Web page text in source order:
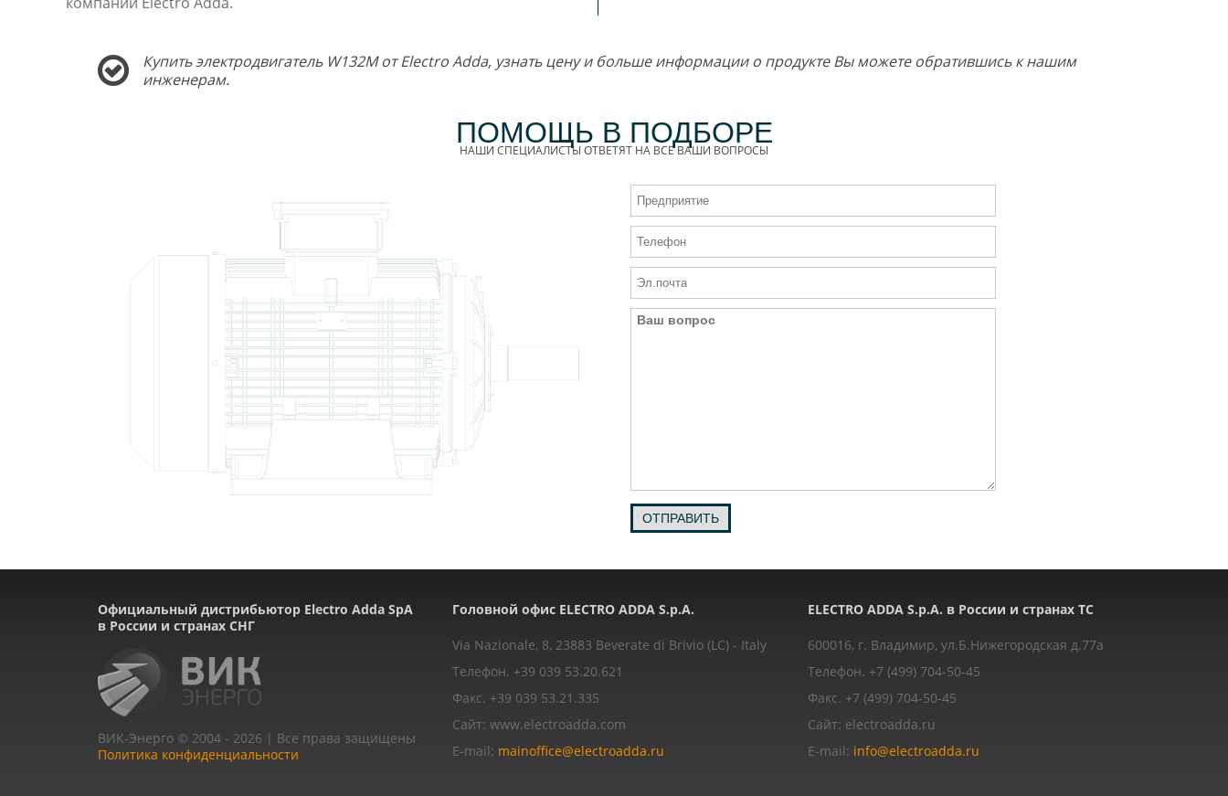
Купить электродвигатель W132M от Electro Adda, узнать цену и больше информации о продукте Вы можете обратившись к нашим
инженерам.
ПОМОЩЬ В ПОДБОРЕ
НАШИ СПЕЦИАЛИСТЫ ОТВЕТЯТ НА ВСЕ ВАШИ ВОПРОСЫ
ОТПРАВИТЬ
Официальный дистрибьютор Electro Adda SpA
в России и странах СНГ
ВИК-Энерго © 2004 - 2026 | Все права защищены
Политика конфиденциальности
Головной офис ELECTRO ADDA S.p.A.
Via Nazionale, 8, 23883 Beverate di Brivio (LC) - Italy
Телефон. +39 039 53.20.621
Факс. +39 039 53.21.335
Сайт: www.electroadda.com
E-mail: mainoffice@electroadda.ru
ELECTRO ADDA S.p.A. в России и странах ТС
600016, г. Владимир, ул.Б.Нижегородская д.77a
Телефон. +7 (499) 704-50-45
Факс. +7 (499) 704-50-45
Сайт: electroadda.ru
E-mail: info@electroadda.ru